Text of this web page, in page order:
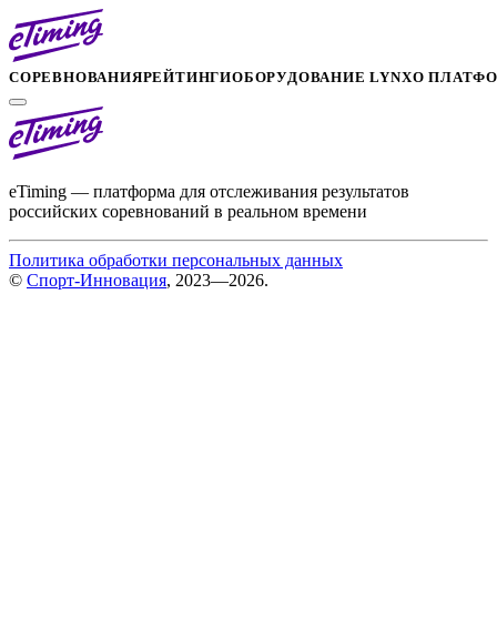
СОРЕВНОВАНИЯРЕЙТИНГИОБОРУДОВАНИЕ LYNXО
eTiming — платформа для отслеживания результатов
российских соревнований в реальном времени
Политика обработки персональных данных
© Спорт-Инновация, 2023—2026.